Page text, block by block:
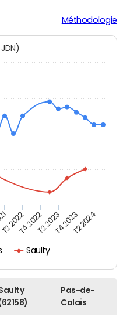
Méthodologie
Saulty
T2 2022T4 2022T2 2023T4 2023T2 2024
Pas-de-
Calais